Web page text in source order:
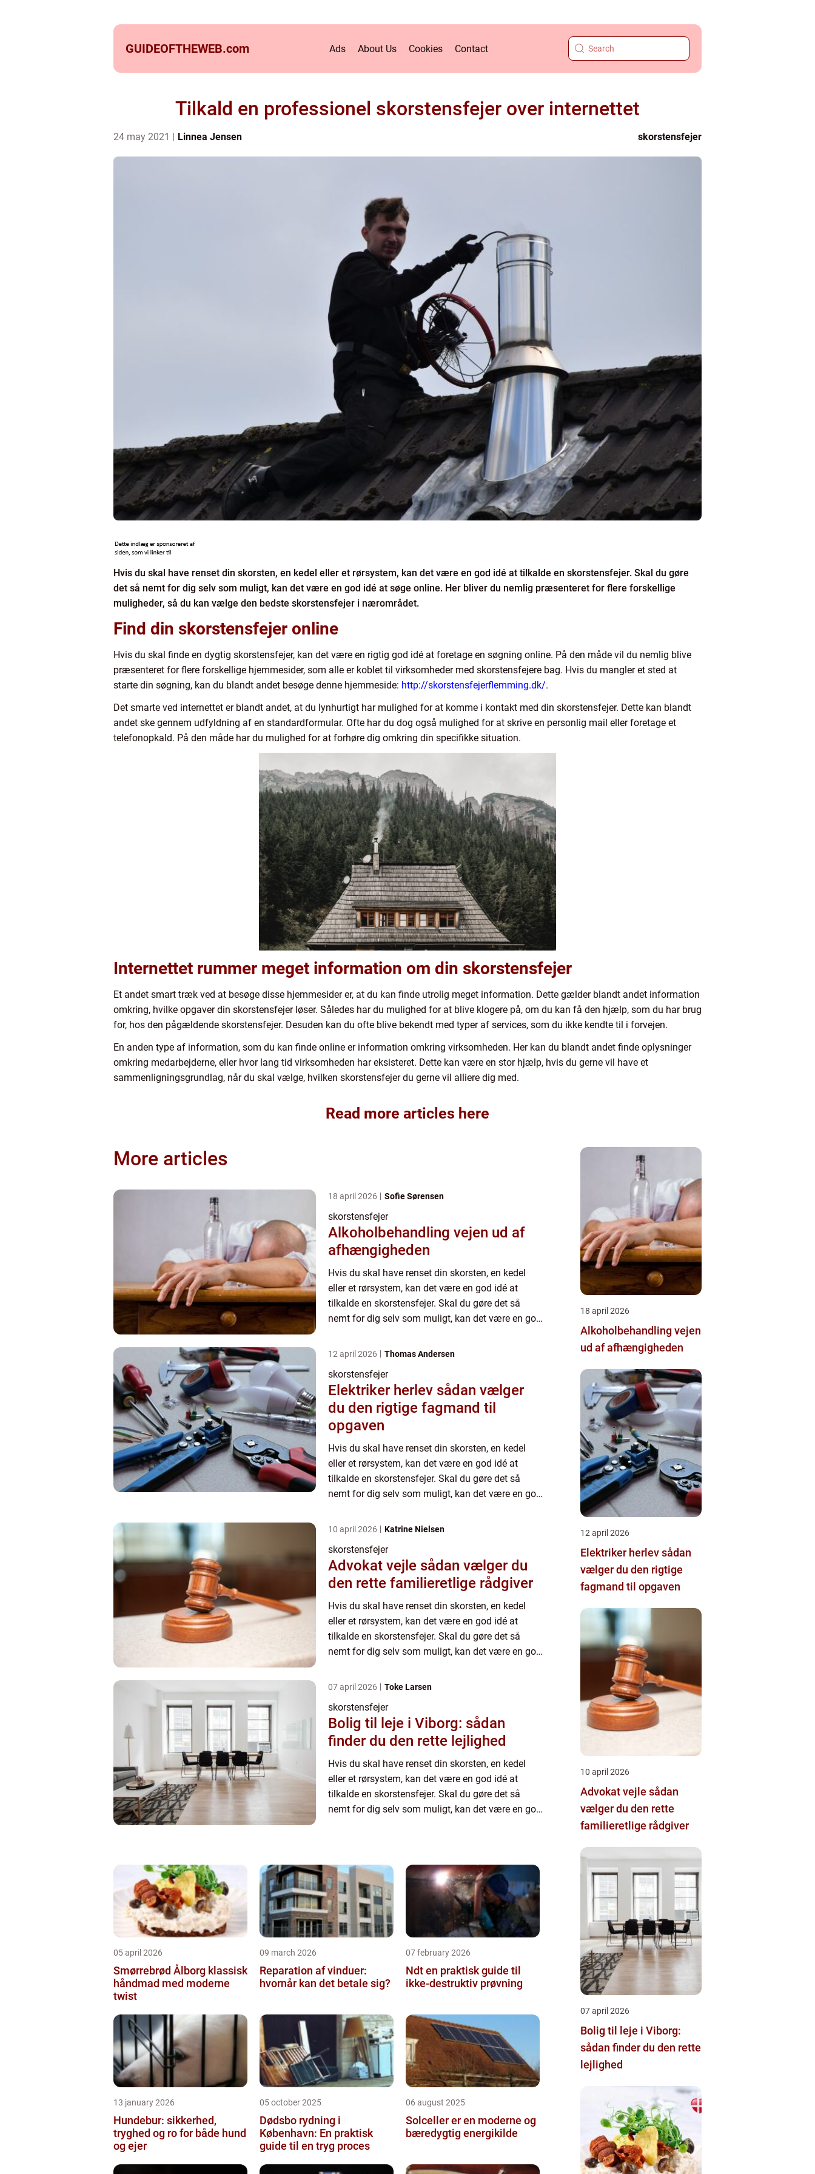
GUIDEOFTHEWEB.com Ads About Us Cookies Contact
Tilkald en professionel skorstensfejer over internettet
24 may 2021 Linnea Jensen skorstensfejer
Hvis du skal have renset din skorsten, en kedel eller et rørsystem, kan det være en god idé at tilkalde en skorstensfejer. Skal du gøre
det så nemt for dig selv som muligt, kan det være en god idé at søge online. Her bliver du nemlig præsenteret for flere forskellige
muligheder, så du kan vælge den bedste skorstensfejer i nærområdet.
Find din skorstensfejer online
Hvis du skal finde en dygtig skorstensfejer, kan det være en rigtig god idé at foretage en søgning online. På den måde vil du nemlig blive
præsenteret for flere forskellige hjemmesider, som alle er koblet til virksomheder med skorstensfejere bag. Hvis du mangler et sted at
starte din søgning, kan du blandt andet besøge denne hjemmeside: http://skorstensfejerflemming.dk/.
Det smarte ved internettet er blandt andet, at du lynhurtigt har mulighed for at komme i kontakt med din skorstensfejer. Dette kan blandt
andet ske gennem udfyldning af en standardformular. Ofte har du dog også mulighed for at skrive en personlig mail eller foretage et
telefonopkald. På den måde har du mulighed for at forhøre dig omkring din specifikke situation.
Internettet rummer meget information om din skorstensfejer
Et andet smart træk ved at besøge disse hjemmesider er, at du kan finde utrolig meget information. Dette gælder blandt andet information
omkring, hvilke opgaver din skorstensfejer løser. Således har du mulighed for at blive klogere på, om du kan få den hjælp, som du har brug
for, hos den pågældende skorstensfejer. Desuden kan du ofte blive bekendt med typer af services, som du ikke kendte til i forvejen.
En anden type af information, som du kan finde online er information omkring virksomheden. Her kan du blandt andet finde oplysninger
omkring medarbejderne, eller hvor lang tid virksomheden har eksisteret. Dette kan være en stor hjælp, hvis du gerne vil have et
sammenligningsgrundlag, når du skal vælge, hvilken skorstensfejer du gerne vil alliere dig med.
Read more articles here
More articles
18 april 2026 Sofie Sørensen
skorstensfejer
Alkoholbehandling vejen ud af
afhængigheden
Hvis du skal have renset din skorsten, en kedel
eller et rørsystem, kan det være en god idé at
tilkalde en skorstensfejer. Skal du gøre det så
nemt for dig selv som muligt, kan det være en god
præsenteret for ...
12 april 2026 Thomas Andersen
skorstensfejer
Elektriker herlev sådan vælger
du den rigtige fagmand til
opgaven
Hvis du skal have renset din skorsten, en kedel
eller et rørsystem, kan det være en god idé at
tilkalde en skorstensfejer. Skal du gøre det så
nemt for dig selv som muligt, kan det være en god
præsenteret for ...
10 april 2026 Katrine Nielsen
skorstensfejer
Advokat vejle sådan vælger du
den rette familieretlige rådgiver
Hvis du skal have renset din skorsten, en kedel
eller et rørsystem, kan det være en god idé at
tilkalde en skorstensfejer. Skal du gøre det så
nemt for dig selv som muligt, kan det være en god
præsenteret for ...
07 april 2026 Toke Larsen
skorstensfejer
Bolig til leje i Viborg: sådan
finder du den rette lejlighed
Hvis du skal have renset din skorsten, en kedel
eller et rørsystem, kan det være en god idé at
tilkalde en skorstensfejer. Skal du gøre det så
nemt for dig selv som muligt, kan det være en god
05 april 2026
Smørrebrød Ålborg klassisk
håndmad med moderne
twist
09 march 2026
Reparation af vinduer:
hvornår kan det betale sig?
07 february 2026
Ndt en praktisk guide til
ikke-destruktiv prøvning
13 january 2026
Hundebur: sikkerhed,
tryghed og ro for både hund
og ejer
05 october 2025
Dødsbo rydning i
København: En praktisk
guide til en tryg proces
06 august 2025
Solceller er en moderne og
bæredygtig energikilde
18 april 2026
Alkoholbehandling vejen
ud af afhængigheden
12 april 2026
Elektriker herlev sådan
vælger du den rigtige
fagmand til opgaven
10 april 2026
Advokat vejle sådan
vælger du den rette
familieretlige rådgiver
07 april 2026
Bolig til leje i Viborg:
sådan finder du den rette
lejlighed